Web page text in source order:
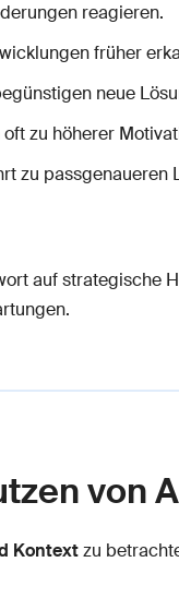
reagieren.
früher
neue
zu höherer
zu passgenaueren
auf strategische
von
Kontextzu